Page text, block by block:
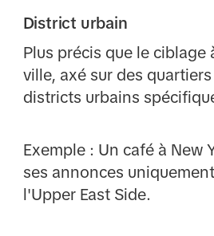
District urbain
Plus précis que le ciblage
ville, axé sur des
districts urbains
Exemple : Un café à New
ses annonces
l'Upper East Side.